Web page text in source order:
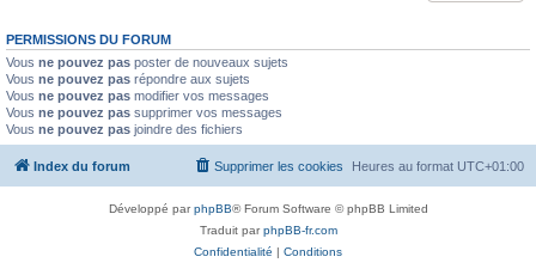
PERMISSIONS DU FORUM
Vous ne pouvez pas poster de nouveaux sujets
Vous ne pouvez pas répondre aux sujets
Vous ne pouvez pas modifier vos messages
Vous ne pouvez pas supprimer vos messages
Vous ne pouvez pas joindre des fichiers
Index du forum Heures au format UTC+01:00
Supprimer les cookies
Développé parphpBB® Forum Software © phpBB Limited
Traduit parphpBB-fr.com
Confidentialité | Conditions